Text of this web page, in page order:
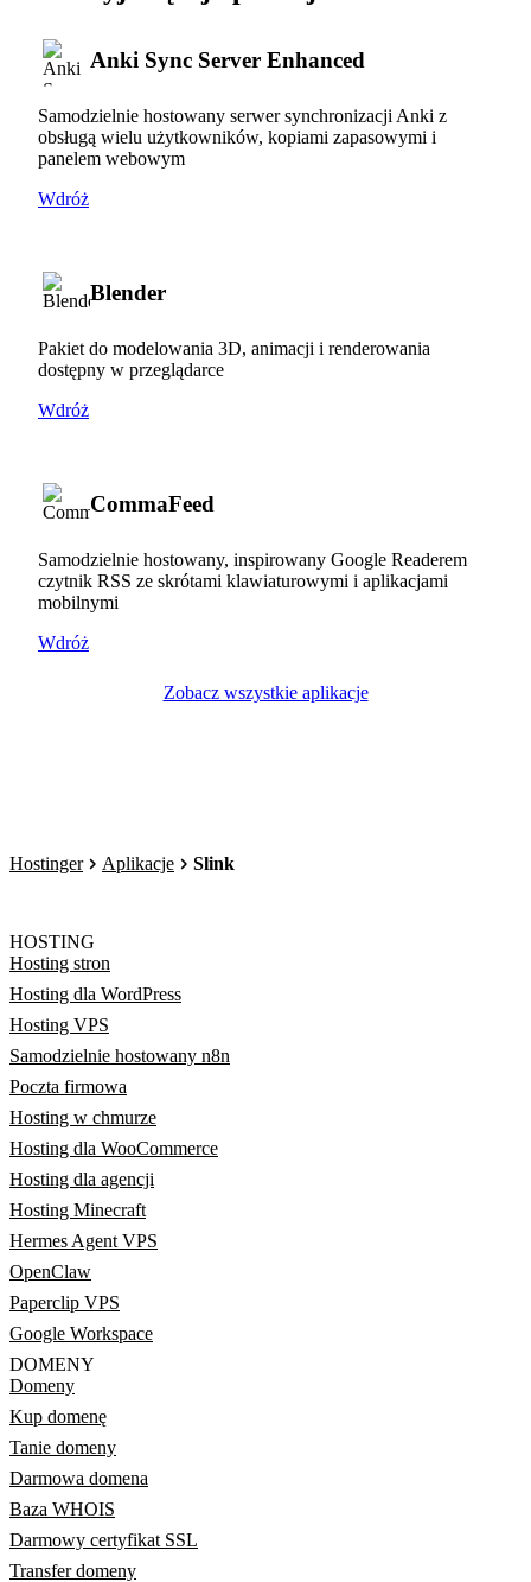
Anki Sync Server Enhanced
Samodzielnie hostowany serwer synchronizacji Anki z
obsługą wielu użytkowników, kopiami zapasowymi i
panelem webowym
Wdróż
Blender
Pakiet do modelowania 3D, animacji i renderowania
dostępny w przeglądarce
Wdróż
CommaFeed
Samodzielnie hostowany, inspirowany Google Readerem
czytnik RSS ze skrótami klawiaturowymi i aplikacjami
mobilnymi
Wdróż
Zobacz wszystkie aplikacje
Hostinger Aplikacje Slink
HOSTING
Hosting stron
Hosting dla WordPress
Hosting VPS
Samodzielnie hostowany n8n
Poczta firmowa
Hosting w chmurze
Hosting dla WooCommerce
Hosting dla agencji
Hosting Minecraft
Hermes Agent VPS
OpenClaw
Paperclip VPS
Google Workspace
DOMENY
Domeny
Kup domenę
Tanie domeny
Darmowa domena
Baza WHOIS
Darmowy certyfikat SSL
Transfer domeny